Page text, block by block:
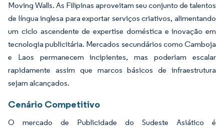
Moving Walls. As Filipinas aproveitam seu conjunto de talentos
de língua inglesa para exportar serviços criativos, alimentando
um ciclo ascendente de expertise doméstica e inovação em
tecnologia publicitária. Mercados secundários como Camboja
e Laos permanecem incipientes, mas poderiam escalar
rapidamente assim que marcos básicos de infraestrutura
sejam alcançados.
Cenário Competitivo
O mercado de Publicidade do Sudeste Asiático é